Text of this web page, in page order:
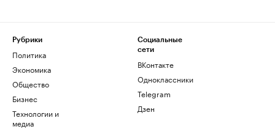
Рубрики
Политика
Экономика
Общество
Бизнес
Технологии и
медиа
Социальные
сети
ВКонтакте
Одноклассники
Telegram
Дзен